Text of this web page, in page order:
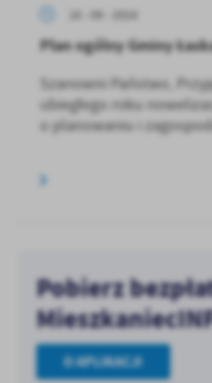
10 - 09 - 2024
Plan ogólny Gminy
Szanowni Państwo,
ubiegłego roku
o planowaniu i
Pobierz
O APLIKACJI